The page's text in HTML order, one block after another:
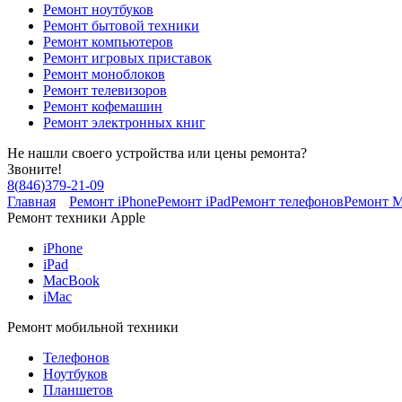
Ремонт ноутбуков
Ремонт бытовой техники
Ремонт компьютеров
Ремонт игровых приставок
Ремонт моноблоков
Ремонт телевизоров
Ремонт кофемашин
Ремонт электронных книг
Не нашли своего устройства или цены ремонта?
Звоните!
8(846)379-21-09
Главная
Ремонт iPhoneРемонт iPadРемонт телефоновРемонт
Ремонт техники Apple
iPhone
iPad
MacBook
iMac
Ремонт мобильной техники
Телефонов
Ноутбуков
Планшетов